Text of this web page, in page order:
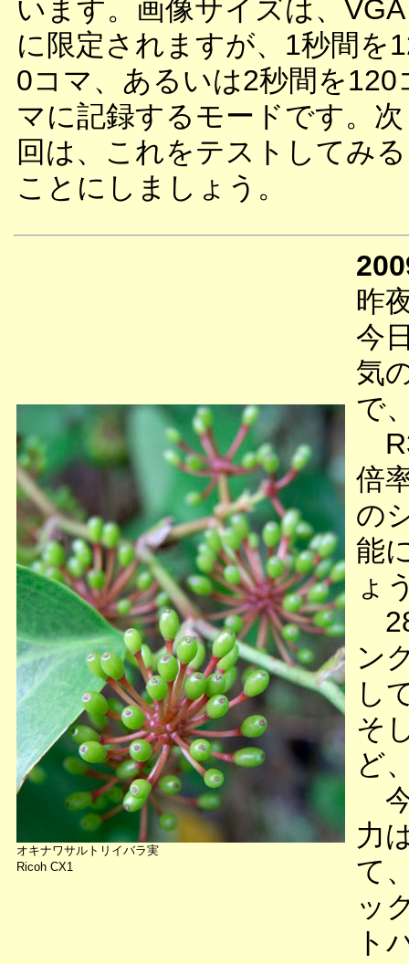
います。画像サイズは、VGA
に限定されますが、1秒間を
0コマ、あるいは2秒間を120
マに記録するモードです。次
回は、これをテストしてみる
ことにしましょう。
オキナワサルトリイバラ実
Ricoh CX1
昨
今
気
で
倍
の
能
ょ
ン
し
そ
ど
力
て
ッ
ト